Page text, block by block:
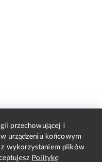
przechowującej i
urządzeniu końcowym
wykorzystaniem plików
Politykę